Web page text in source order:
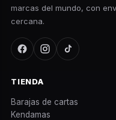
marcas del mundo, con
cercana.
TIENDA
Barajas de cartas
Kendamas